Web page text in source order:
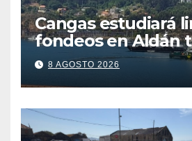
Cangas estudiará
fondeos en Aldán
últimos episodios
contaminación en
8 AGOSTO 2026